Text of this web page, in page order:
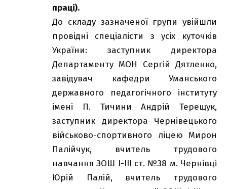
праці).
До складу зазначеної групи увійшли
провідні спеціалісти з усіх куточків
України: заступник директора
Департаменту МОН Сергій Дятленко,
завідувач кафедри Уманського
державного педагогічного інституту
імені П. Тичини Андрій Терещук,
заступник директора Чернівецького
військово-спортивного ліцею Мирон
Палійчук, вчитель трудового
навчання ЗОШ І-ІІІ ст. №38 м. Чернівці
Юрій Палій, вчитель трудового